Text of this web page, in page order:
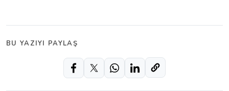
BU YAZIYI PAYLAŞ
Opens in a new window
Opens in a new window
Opens in a new window
Opens in a new window